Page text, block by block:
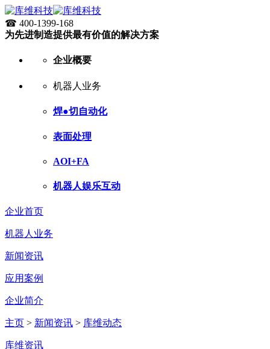
☎ 400-1399-168
为先进制造提供最有价值的解决方案
企业概要
机器人业务
焊●切自动化
表面处理
AOI+FA
机器人娱乐互动
企业首页
机器人业务
新闻资讯
应用案例
企业简介
主页 > 新闻资讯 > 库维动态
库维资讯